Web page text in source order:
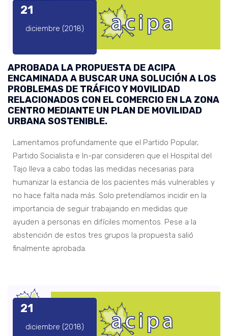
21
diciembre (2018)
APROBADA LA PROPUESTA DE ACIPA
ENCAMINADA A BUSCAR UNA SOLUCIÓN A LOS
PROBLEMAS DE TRÁFICO Y MOVILIDAD
RELACIONADOS CON EL COMERCIO EN LA ZONA
CENTRO MEDIANTE UN PLAN DE MOVILIDAD
URBANA SOSTENIBLE.
Lamentamos profundamente que el Partido Popular,
Partido Socialista e In-par consideren que el Hospital del
Tajo lleva a cabo todas las medidas necesarias para
humanizar la estancia de los pacientes más vulnerables y
no hace falta nada más. Solo pretendíamos incidir en la
importancia de seguir trabajando en medidas que
ayuden a personas en difíciles momentos. Pese a la
abstención de estos tres grupos la propuesta salió
finalmente aprobada.
21
diciembre (2018)